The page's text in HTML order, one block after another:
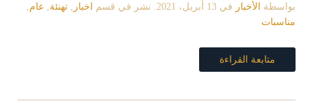
بواسطة الأخبار في 13 أبريل، 2021 . نشر في قسم اخبار تهنئة عام
مناسبات
متابعة القراءة